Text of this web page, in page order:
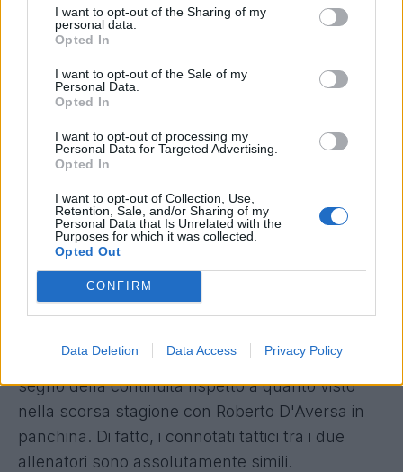
I want to opt-out of the Sharing of my
personal data.
Opted In
I want to opt-out of the Sale of my
Personal Data.
Opted In
I want to opt-out of processing my
Personal Data for Targeted Advertising.
Opted In
I want to opt-out of Collection, Use,
Retention, Sale, and/or Sharing of my
Personal Data that Is Unrelated with the
Purposes for which it was collected.
Opted Out
CONFIRM
Data Deletion Data Access Privacy Policy
protagonista, come allenatore della Juve
Stabia, di un'ottima annata, conclusasi con
la semifinale dei playoff per la promozione
persa contro il Monza che poi ha
Tutta la Società riabbraccia Ignazio Abate
con il più affettuoso: “Bentornato a Torino!
Buon lavoro e Sempre Forza Toro!”
Come sarà il nuovo Torino di Abate?
Urbano Cairo ha scelto il nuovo allenatore nel
segno della continuità rispetto a quanto visto
nella scorsa stagione con Roberto D'Aversa in
panchina. Di fatto, i connotati tattici tra i due
allenatori sono assolutamente simili.